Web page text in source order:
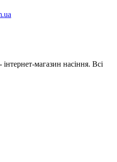
магазин насіння. Всі